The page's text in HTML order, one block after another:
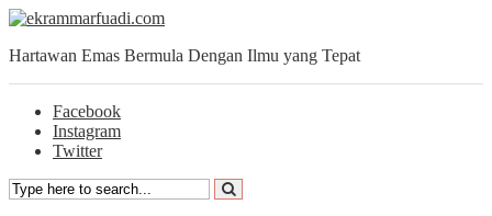
Hartawan Emas Bermula Dengan Ilmu yang Tepat
Facebook
Instagram
Twitter